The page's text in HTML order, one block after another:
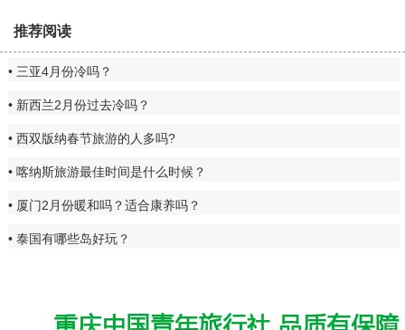
推荐阅读
三亚4月份冷吗？
新西兰2月份过去冷吗？
西双版纳春节旅游的人多吗?
喀纳斯旅游最佳时间是什么时候？
厦门2月份暖和吗？适合康养吗？
泰国有哪些岛好玩？